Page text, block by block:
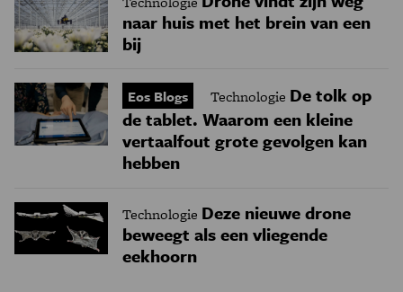
naar huis met het brein van een
bij
Eos Blogs Technologie De tolk op
de tablet. Waarom een kleine
vertaalfout grote gevolgen kan
hebben
Technologie Deze nieuwe drone
beweegt als een vliegende
eekhoorn